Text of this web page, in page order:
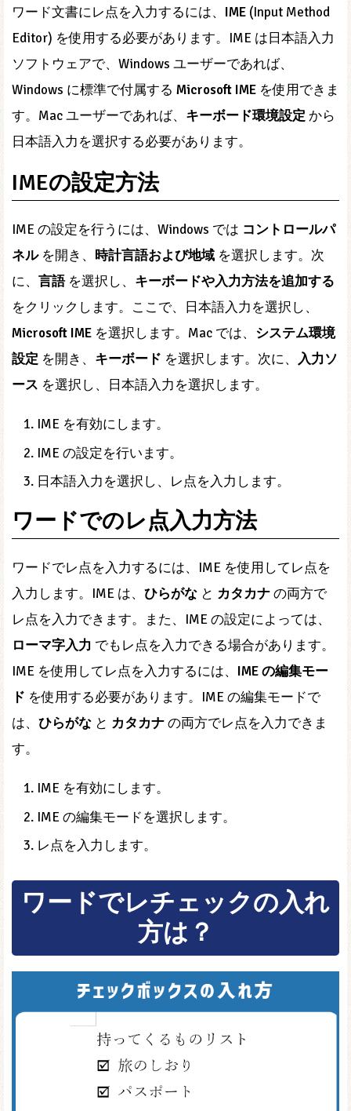
ワード文書にレ点を入力するには、 IME (Input Method
Editor) を使用する必要があります。IME は日本語入力
ソフトウェアで、Windows ユーザーであれば、
Windows に標準で付属する Microsoft IME を使用できま
す。Mac ユーザーであれば、 キーボード環境設定 から
日本語入力を選択する必要があります。
IMEの設定方法
IME の設定を行うには、Windows では コントロールパ
ネルを開き、 時計言語および地域 を選択します。次
に、 言語を選択し、 キーボードや入力方法を追加する
をクリックします。ここで、日本語入力を選択し、
Microsoft IME を選択します。Mac では、 システム環境
設定 を開き、 キーボード を選択します。次に、 入力ソ
ース を選択し、日本語入力を選択します。
IME を有効にします。
IME の設定を行います。
日本語入力を選択し、レ点を入力します。
ワードでのレ点入力方法
ワードでレ点を入力するには、IME を使用してレ点を
入力します。IME は、 ひらがな と カタカナの両方で
レ点を入力できます。また、IME の設定によっては、
ローマ字入力 でもレ点を入力できる場合があります。
IME を使用してレ点を入力するには、 IME の編集モー
ド を使用する必要があります。IME の編集モードで
は、 ひらがな と カタカナの両方でレ点を入力できま
す。
IME を有効にします。
IME の編集モードを選択します。
レ点を入力します。
ワードでレチェックの入れ
方は？